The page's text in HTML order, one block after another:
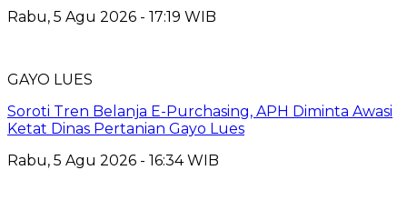
Rabu, 5 Agu 2026 - 17:19 WIB
GAYO LUES
Soroti Tren Belanja E-Purchasing, APH Diminta Awasi
Ketat Dinas Pertanian Gayo Lues
Rabu, 5 Agu 2026 - 16:34 WIB